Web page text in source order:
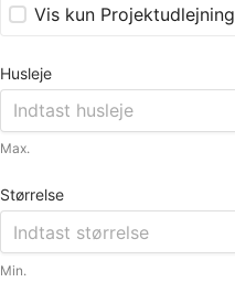
Vis kun Projektudlejning
Husleje
Max.
Størrelse
Min.